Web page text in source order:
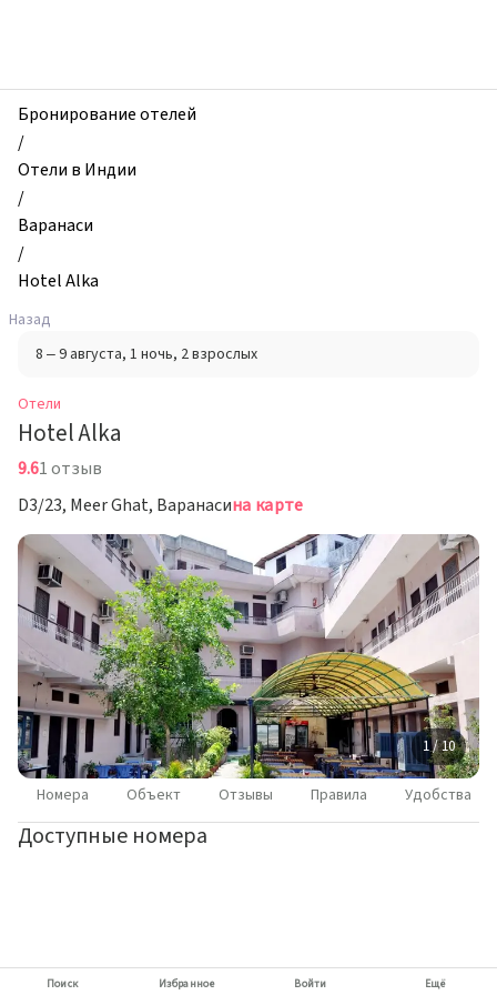
Hotel
Alka,
Варанаси,
Индия
Бронирование отелей
/
Отели в Индии
/
Варанаси
/
Hotel Alka
Назад
8 – 9 августа, 1 ночь, 2 взрослых
Отели
Hotel Alka
9.61 отзыв
D3/23, Meer Ghat, Варанасина карте
1 / 10
Номера Объект Отзывы Правила Удобства
Доступные номера
Поиск Избранное Войти Ещё